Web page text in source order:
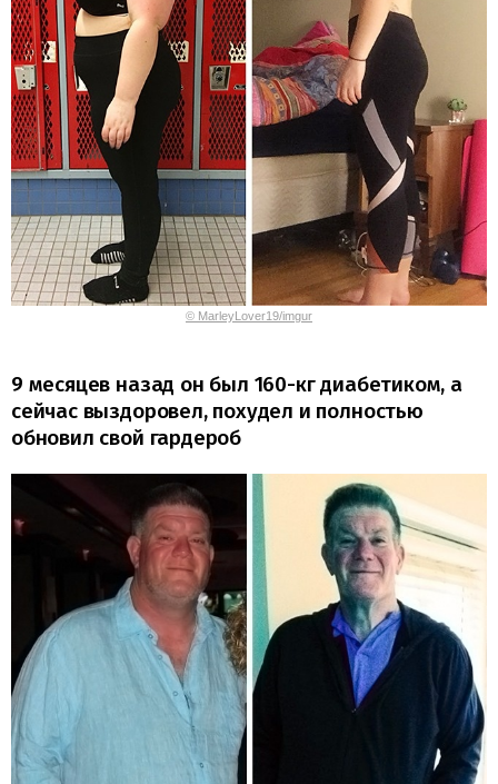
© MarleyLover19/imgur
9 месяцев назад он был 160-кг диабетиком, а
сейчас выздоровел, похудел и полностью
обновил свой гардероб